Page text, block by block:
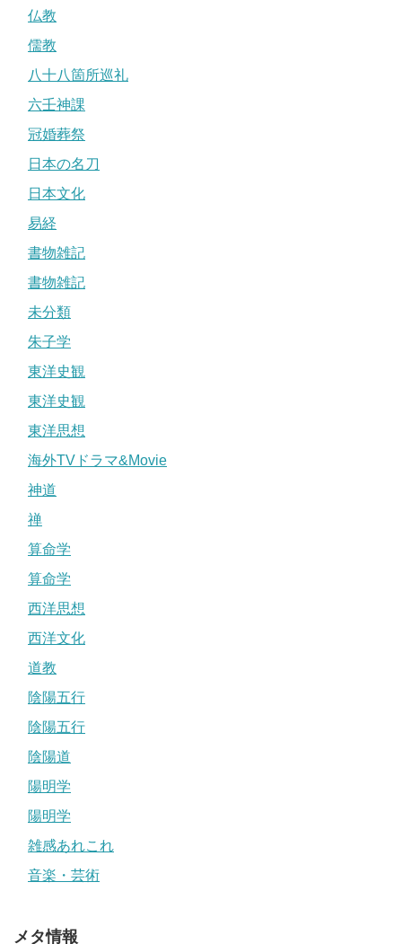
仏教
儒教
八十八箇所巡礼
六壬神課
冠婚葬祭
日本の名刀
日本文化
易経
書物雑記
書物雑記
未分類
朱子学
東洋史観
東洋史観
東洋思想
海外TVドラマ&Movie
神道
禅
算命学
算命学
西洋思想
西洋文化
道教
陰陽五行
陰陽五行
陰陽道
陽明学
陽明学
雑感あれこれ
音楽・芸術
メタ情報